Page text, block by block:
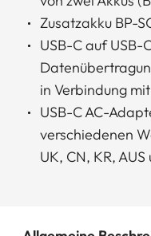
Zusatzakku BP-
USB-C auf USB-
in Verbindung
USB-C AC-
verschiedenen
UK, CN, KR, AUS